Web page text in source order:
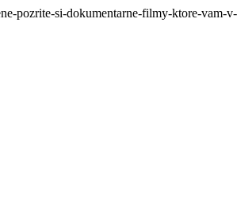
pozrite-si-dokumentarne-filmy-ktore-vam-